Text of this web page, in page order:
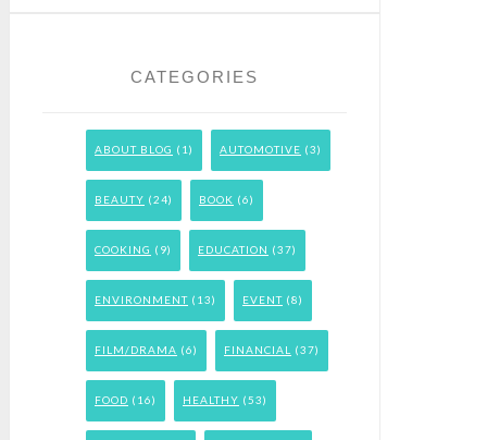
CATEGORIES
ABOUT BLOG (1) AUTOMOTIVE (3)
BEAUTY (24) BOOK (6)
COOKING (9) EDUCATION (37)
ENVIRONMENT (13) EVENT (8)
FILM/DRAMA (6) FINANCIAL (37)
FOOD (16) HEALTHY (53)